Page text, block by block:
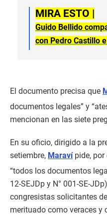
MIRA ESTO |
Guido Bellido
con Pedro Castillo
El documento precisa que
documentos legales” y
mencionan en las siete
En su oficio, dirigido a la
setiembre, Maravípide, por
“todos los documentos
12-SEJDp y N° 001-SE-
congresistas solicitantes
merituado como veraces y